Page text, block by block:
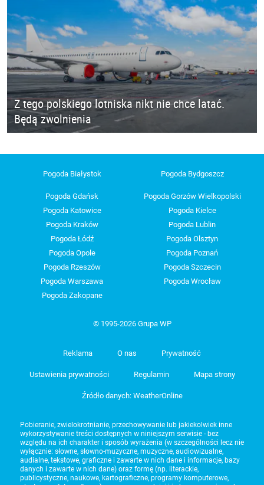
Z tego polskiego lotniska nikt nie chce latać.
Będą zwolnienia
Pogoda Białystok Pogoda Bydgoszcz
Pogoda Gdańsk
Pogoda Gorzów Wielkopolski
Pogoda Katowice
Pogoda Kielce
Pogoda Kraków
Pogoda Lublin
Pogoda Łódź
Pogoda Olsztyn
Pogoda Opole
Pogoda Poznań
Pogoda Rzeszów
Pogoda Szczecin
Pogoda Warszawa
Pogoda Wrocław
Pogoda Zakopane
© 1995-2026 Grupa WP
Reklama O nas Prywatność
Ustawienia prywatności Regulamin Mapa strony
Źródło danych: WeatherOnline
Pobieranie, zwielokrotnianie, przechowywanie lub jakiekolwiek inne
wykorzystywanie treści dostępnych w niniejszym serwisie - bez
względu na ich charakter i sposób wyrażenia (w szczególności lecz nie
wyłącznie: słowne, słowno-muzyczne, muzyczne, audiowizualne,
audialne, tekstowe, graficzne i zawarte w nich dane i informacje, bazy
danych i zawarte w nich dane) oraz formę (np. literackie,
publicystyczne, naukowe, kartograficzne, programy komputerowe,